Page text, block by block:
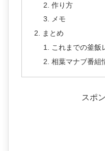
作り方
メモ
まとめ
これまでの釜飯
相葉マナブ番組
スポ